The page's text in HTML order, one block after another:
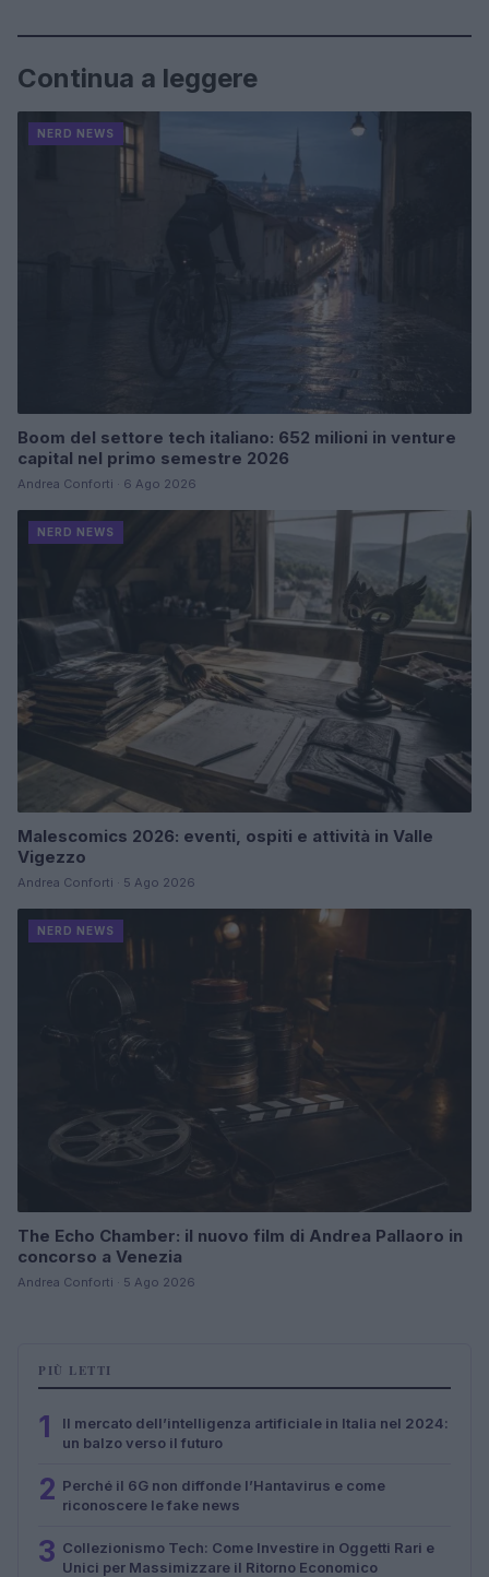
Continua a leggere
NERD NEWS
Boom del settore tech italiano: 652 milioni in venture
capital nel primo semestre 2026
Andrea Conforti · 6 Ago 2026
NERD NEWS
Malescomics 2026: eventi, ospiti e attività in Valle
Vigezzo
Andrea Conforti · 5 Ago 2026
NERD NEWS
The Echo Chamber: il nuovo film di Andrea Pallaoro in
concorso a Venezia
Andrea Conforti · 5 Ago 2026
PIÙ LETTI
1
Il mercato dell’intelligenza artificiale in Italia nel 2024:
un balzo verso il futuro
2 Perché il 6G non diffonde l’Hantavirus e come
riconoscere le fake news
3 Collezionismo Tech: Come Investire in Oggetti Rari e
Unici per Massimizzare il Ritorno Economico